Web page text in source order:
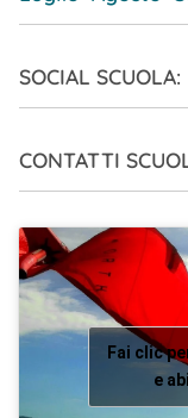
SOCIAL SCUOLA:
CONTATTI
Fai clic
e